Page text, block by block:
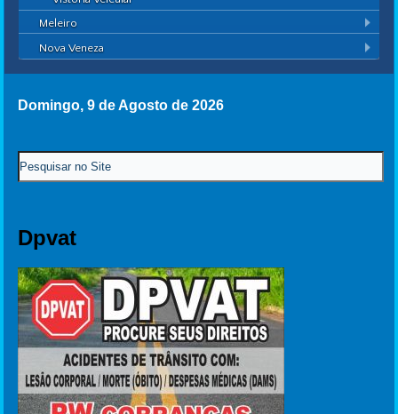
Meleiro
Nova Veneza
Domingo, 9 de Agosto de 2026
Dpvat